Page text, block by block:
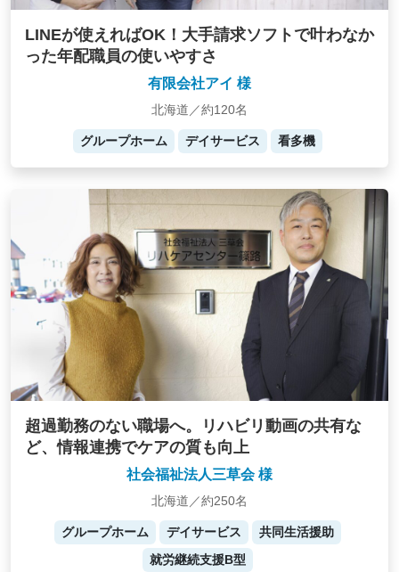
LINEが使えればOK！大手請求ソフトで叶わなか
った年配職員の使いやすさ
有限会社アイ 様
北海道／約120名
グループホーム デイサービス 看多機
超過勤務のない職場へ。リハビリ動画の共有な
ど、情報連携でケアの質も向上
社会福祉法人三草会 様
北海道／約250名
グループホーム デイサービス
共同生活援助
就労継続支援B型